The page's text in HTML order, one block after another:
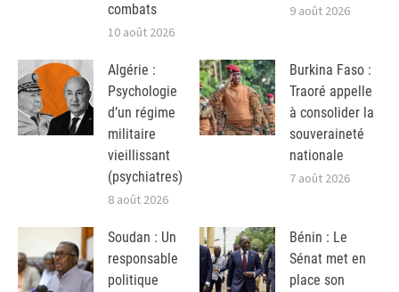
combats
10 août 2026
9 août 2026
Algérie :
Psychologie
d’un régime
militaire
vieillissant
(psychiatres)
8 août 2026
Burkina Faso :
Traoré appelle
à consolider la
souveraineté
nationale
7 août 2026
Soudan : Un
responsable
politique
Bénin : Le
Sénat met en
place son